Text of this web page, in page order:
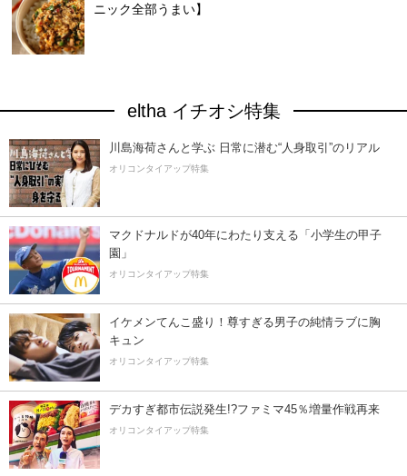
ニック全部うまい】
eltha イチオシ特集
川島海荷さんと学ぶ 日常に潜む“人身取引”のリアル
オリコンタイアップ特集
マクドナルドが40年にわたり支える「小学生の甲子
園」
オリコンタイアップ特集
イケメンてんこ盛り！尊すぎる男子の純情ラブに胸
キュン
オリコンタイアップ特集
デカすぎ都市伝説発生!?ファミマ45％増量作戦再来
オリコンタイアップ特集